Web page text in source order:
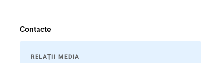
Contacte
RELAȚII MEDIA